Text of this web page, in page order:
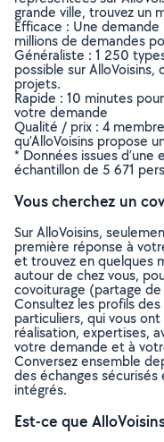
grande ville, trouvez un
Efficace : Une
millions de demandes
Généraliste : 1 250
possible sur
projets.
Rapide : 10 minutes
votre demande
Qualité / prix : 4
qu’AlloVoisins propose
* Données issues d’une
échantillon de 5 671
Vous cherchez un
Sur AlloVoisins,
première réponse à
et trouvez en quelques
autour de chez vous,
covoiturage (partage de
Consultez les profils
particuliers, qui vous
réalisation, expertises,
votre demande et à
Conversez ensemble
des échanges
intégrés.
Est-ce que